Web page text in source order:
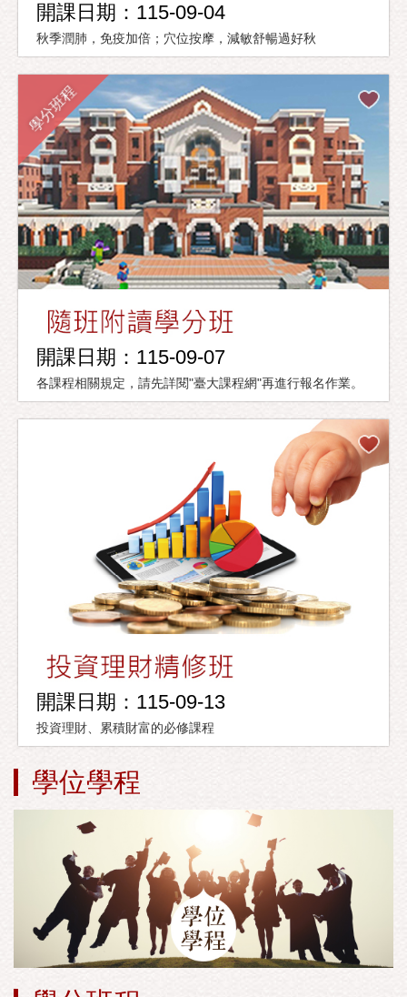
開課日期：115-09-04
秋季潤肺，免疫加倍；穴位按摩，減敏舒暢過好秋
學分班程
開課日期：115-09-07
各課程相關規定，請先詳閱"臺大課程網"再進行報名作業。
開課日期：115-09-13
投資理財、累積財富的必修課程
學位學程